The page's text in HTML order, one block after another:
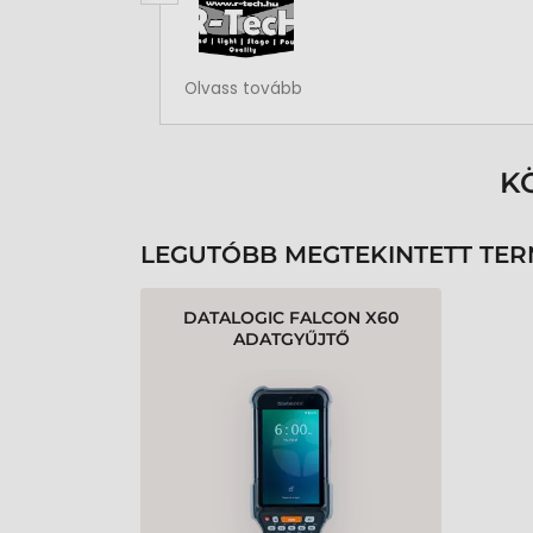
Rendben volt a rendelésem
Olvass tovább
LEGUTÓBB MEGTEKINTETT
DATALOGIC FALCON X60
ADATGYŰJTŐ